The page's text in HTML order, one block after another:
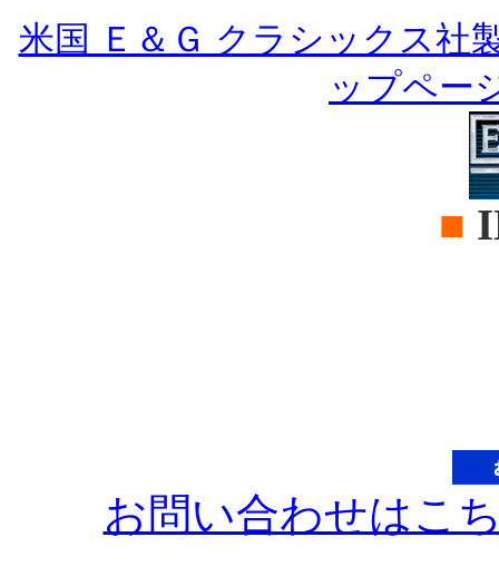
米国 Ｅ＆Ｇ クラシックス社
ップペー
■
お問い合わせはこ